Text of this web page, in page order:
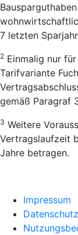
7 letzten
2 Einmalig nur
Tarifvariante
gemäß Paragraf
3 Weitere
Vertragslaufzeit
Jahre betragen.
Impressum
Datenschutz